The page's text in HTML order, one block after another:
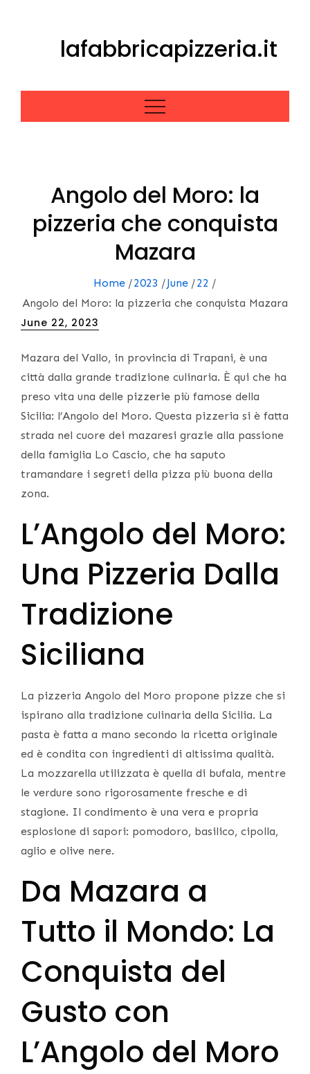
lafabbricapizzeria.it
Angolo del Moro: la
pizzeria che conquista
Mazara
Home 2023 June
22
Angolo del Moro: la pizzeria che conquista Mazara
Posted
June 22, 2023
Mazara del Vallo, in provincia di Trapani, è una
città dalla grande tradizione culinaria. È qui che ha
preso vita una delle pizzerie più famose della
Sicilia: l’Angolo del Moro. Questa pizzeria si è fatta
strada nel cuore dei mazaresi grazie alla passione
della famiglia Lo Cascio, che ha saputo
tramandare i segreti della pizza più buona della
zona.
L’Angolo del Moro:
Una Pizzeria Dalla
Tradizione
Siciliana
La pizzeria Angolo del Moro propone pizze che si
ispirano alla tradizione culinaria della Sicilia. La
pasta è fatta a mano secondo la ricetta originale
ed è condita con ingredienti di altissima qualità.
La mozzarella utilizzata è quella di bufala, mentre
le verdure sono rigorosamente fresche e di
stagione. Il condimento è una vera e propria
esplosione di sapori: pomodoro, basilico, cipolla,
aglio e olive nere.
Da Mazara a
Tutto il Mondo: La
Conquista del
Gusto con
L’Angolo del Moro